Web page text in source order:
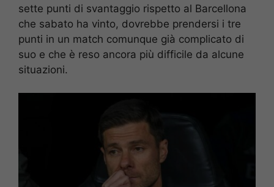
sette punti di svantaggio rispetto al Barcellona
che sabato ha vinto, dovrebbe prendersi i tre
punti in un match comunque già complicato di
suo e che è reso ancora più difficile da alcune
situazioni.